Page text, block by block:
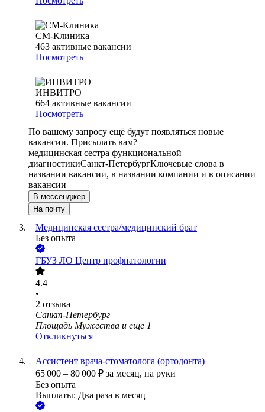
СМ-Клиника
463 активные вакансии
Посмотреть
ИНВИТРО
664 активные вакансии
Посмотреть
По вашему запросу ещё будут появляться новые
вакансии. Присылать вам?
медицинская сестра функциональной
диагностикиСанкт-ПетербургКлючевые слова в
названии вакансии, в названии компании и в описании
вакансии
В мессенджер
На почту
Медицинская сестра/медицинский брат
Без опыта
ГБУЗ ЛО Центр профпатологии
4.4
•
2 отзыва
Санкт-Петербург
Площадь Мужества и еще 1
Откликнуться
Ассистент врача-стоматолога (ортодонта)
65 000 – 80 000 ₽ за месяц, на руки
Без опыта
Выплаты: Два раза в месяц